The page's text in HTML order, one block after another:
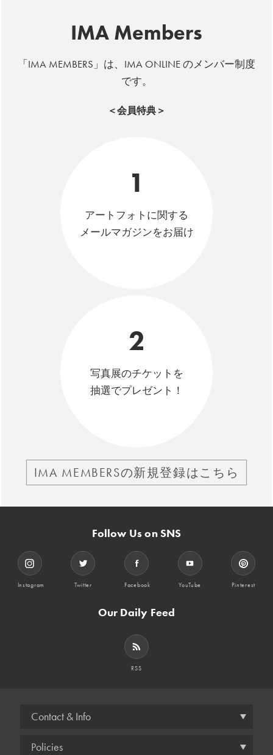
IMA Members
「IMA MEMBERS」は、IMA ONLINE のメンバー制度
です。
＜会員特典＞
1
アートフォトに関する
メールマガジンをお届け
2
写真展のチケットを
抽選でプレゼント！
IMA MEMBERSの新規登録はこちら
Follow Us on SNS
Instagram Twitter Facebook YouTube Pinterest
Our Daily Feed
RSS
Contact & Info
Policies